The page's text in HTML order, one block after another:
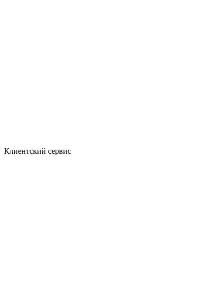
Клиентский сервис